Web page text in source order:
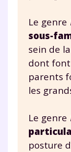
Le genre
sous-
sein de la
dont
parents
les
Le genre
posture